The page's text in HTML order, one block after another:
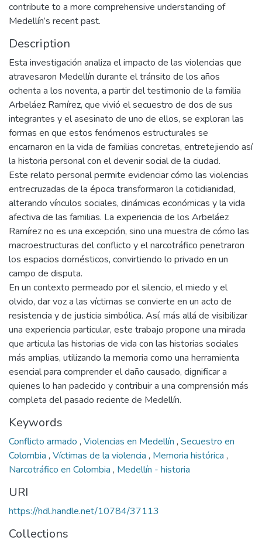
contribute to a more comprehensive understanding of
Medellín’s recent past.
Description
Esta investigación analiza el impacto de las violencias que
atravesaron Medellín durante el tránsito de los años
ochenta a los noventa, a partir del testimonio de la familia
Arbeláez Ramírez, que vivió el secuestro de dos de sus
integrantes y el asesinato de uno de ellos, se exploran las
formas en que estos fenómenos estructurales se
encarnaron en la vida de familias concretas, entretejiendo así
la historia personal con el devenir social de la ciudad.
Este relato personal permite evidenciar cómo las violencias
entrecruzadas de la época transformaron la cotidianidad,
alterando vínculos sociales, dinámicas económicas y la vida
afectiva de las familias. La experiencia de los Arbeláez
Ramírez no es una excepción, sino una muestra de cómo las
macroestructuras del conflicto y el narcotráfico penetraron
los espacios domésticos, convirtiendo lo privado en un
campo de disputa.
En un contexto permeado por el silencio, el miedo y el
olvido, dar voz a las víctimas se convierte en un acto de
resistencia y de justicia simbólica. Así, más allá de visibilizar
una experiencia particular, este trabajo propone una mirada
que articula las historias de vida con las historias sociales
más amplias, utilizando la memoria como una herramienta
esencial para comprender el daño causado, dignificar a
quienes lo han padecido y contribuir a una comprensión más
completa del pasado reciente de Medellín.
Keywords
Conflicto armado , Violencias en Medellín , Secuestro en
Colombia , Víctimas de la violencia , Memoria histórica ,
Narcotráfico en Colombia , Medellín - historia
URI
https://hdl.handle.net/10784/37113
Collections